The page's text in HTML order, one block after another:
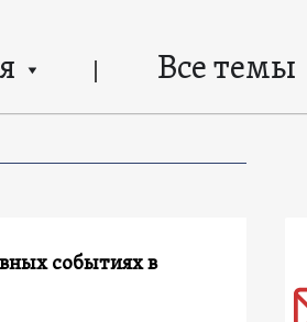
Все темы
событиях в